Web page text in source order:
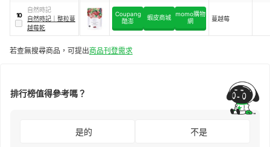
10
自然時記
自然時記
整粒蔓
越莓乾
Coupang
酷澎
蝦皮商城 momo購物
網
蔓越莓
若查無搜尋商品，可提出商品刊登需求
排行榜值得參考嗎？
是的 不是